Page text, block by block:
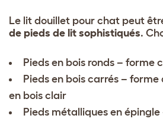
Le lit douillet pour chat peut
de pieds de lit sophistiqués.
Pieds en bois ronds – forme
Pieds en bois carrés –
en bois clair
Pieds métalliques en